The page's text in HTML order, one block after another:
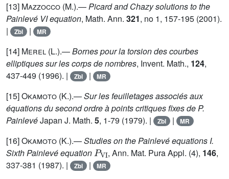
[13] Mazzocco (M.).—Picard and Chazy solutions to the
Painlevé VI equation, Math. Ann. 321, no 1, 157-195 (2001).
|
Zbl | MR
[14] Merel (L.).—Bornes pour la torsion des courbes
elliptiques sur les corps de nombres, Invent. Math., 124,
437-449 (1996). |
Zbl | MR
[15]Okamoto (K.).—Sur les feuilletages associés aux
équations du second ordre à points critiques fixes de P.
PainlevéJapan J. Math. 5, 1-79 (1979). | Zbl | MR
[16]Okamoto (K.).—Studies on the Painlevé equations I.
Sixth Painlevé equation
PVI
, Ann. Mat. Pura Appl. (4), 146,
337-381 (1987). |
Zbl | MR